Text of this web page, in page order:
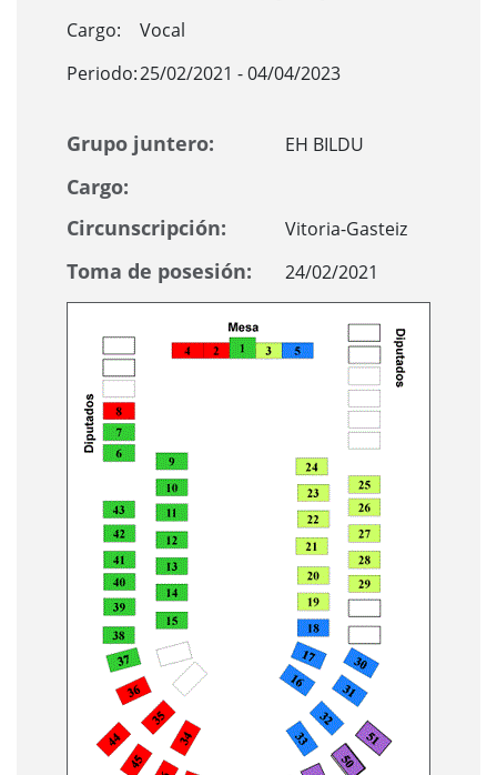
Cargo:
Vocal
Periodo:25/02/2021 - 04/04/2023
Grupo juntero: EH BILDU
Cargo:
Circunscripción:
Vitoria-Gasteiz
Toma de posesión: 24/02/2021